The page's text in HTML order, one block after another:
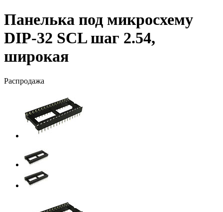
Панелька под микросхему
DIP-32 SCL шаг 2.54,
широкая
Распродажа